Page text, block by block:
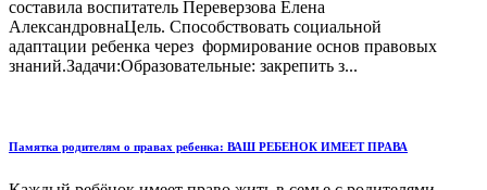
составила воспитатель Переверзова Елена
АлександровнаЦель. Способствовать социальной
адаптации ребенка через формирование основ правовых
знаний.Задачи:Образовательные: закрепить з...
Памятка родителям о правах ребенка: ВАШ РЕБЕНОК ИМЕЕТ ПРАВА